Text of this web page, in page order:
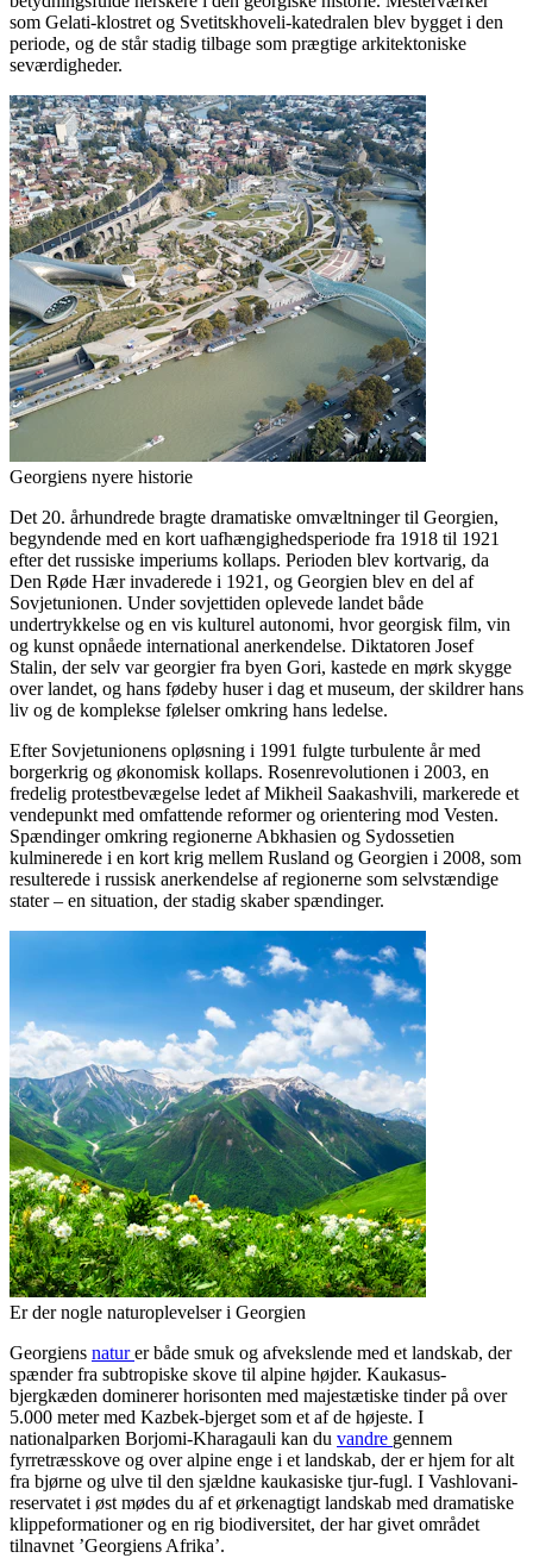
som Gelati-klostret og Svetitskhoveli-katedralen blev bygget i den
periode, og de står stadig tilbage som prægtige arkitektoniske
seværdigheder.
Georgiens nyere historie
Det 20. århundrede bragte dramatiske omvæltninger til Georgien,
begyndende med en kort uafhængighedsperiode fra 1918 til 1921
efter det russiske imperiums kollaps. Perioden blev kortvarig, da
Den Røde Hær invaderede i 1921, og Georgien blev en del af
Sovjetunionen. Under sovjettiden oplevede landet både
undertrykkelse og en vis kulturel autonomi, hvor georgisk film, vin
og kunst opnåede international anerkendelse. Diktatoren Josef
Stalin, der selv var georgier fra byen Gori, kastede en mørk skygge
over landet, og hans fødeby huser i dag et museum, der skildrer hans
liv og de komplekse følelser omkring hans ledelse.
Efter Sovjetunionens opløsning i 1991 fulgte turbulente år med
borgerkrig og økonomisk kollaps. Rosenrevolutionen i 2003, en
fredelig protestbevægelse ledet af Mikheil Saakashvili, markerede et
vendepunkt med omfattende reformer og orientering mod Vesten.
Spændinger omkring regionerne Abkhasien og Sydossetien
kulminerede i en kort krig mellem Rusland og Georgien i 2008, som
resulterede i russisk anerkendelse af regionerne som selvstændige
stater – en situation, der stadig skaber spændinger.
Er der nogle naturoplevelser i Georgien
Georgiens naturer både smuk og afvekslende med et landskab, der
spænder fra subtropiske skove til alpine højder. Kaukasus-
bjergkæden dominerer horisonten med majestætiske tinder på over
5.000 meter med Kazbek-bjerget som et af de højeste. I
nationalparken Borjomi-Kharagauli kan du vandre gennem
fyrretræsskove og over alpine enge i et landskab, der er hjem for alt
fra bjørne og ulve til den sjældne kaukasiske tjur-fugl. I Vashlovani-
reservatet i øst mødes du af et ørkenagtigt landskab med dramatiske
klippeformationer og en rig biodiversitet, der har givet området
tilnavnet ’Georgiens Afrika’.